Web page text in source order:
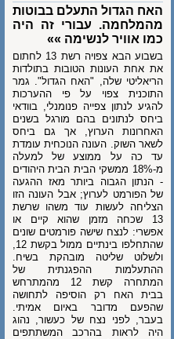
האח הגדול התעלם בבוטות
מהמלחמה. עבורי זה היה
כמו אוויר לנשימה »»
בשבוע הבא צפויה רשת 13 לחתום
את אחת העונות הטובות בתולדות
הריאליטי שלה, "האח הגדול". גמר
התוכנית צפוי על פי ההערכות
להגיע לנתון צפייה פנומנלי, בוודאי
ביחס לנתונים בהם מורגל בשנים
האחרונות הערוץ, אך גם ביחס
לשאר השוק. העונה הנוכחית עומדת
עד כה על ממוצע של למעלה
מ-18% ממשקי הבית הבית היהודים
- הנתון הגבוה ביותר מאז ההגעה
של הפורמט לערוץ; אבל העונה הזו
הצליחה לעשות עוד משהו שרשת
13 שכחה מזמן שהוא קיים או
אפשרי: לנצח שישה פורמטים שונים
שהתחלפו בינתיים ממול בקשת 12,
ולשלוט שליטה מובהקת בשיח.
ההתעלמות ההפגנתית של
המתחרה קשת 12 מהמתרחש
בבית האח רק הוסיפה לתחושה
שהפעם מדובר באיום אמיתי.
בעבר, לפני נצח של כעשור, נהוג
היה לראות בהרכב המשתתפים